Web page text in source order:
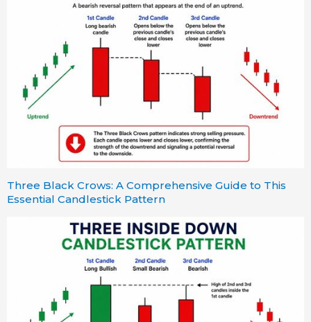
Three Black Crows: A Comprehensive Guide to This
Essential Candlestick Pattern